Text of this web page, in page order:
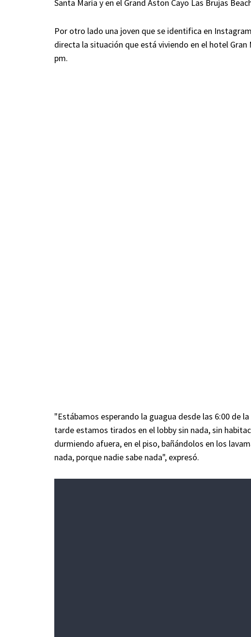
Santa María y en el Grand Aston Cayo Las Brujas
Por otro lado una joven que se identifica en
directa la situación que está viviendo en el hotel
pm.
"Estábamos esperando la guagua desde las 6:00 de
tarde estamos tirados en el lobby sin nada, sin
durmiendo afuera, en el piso, bañándolos en los
nada, porque nadie sabe nada", expresó.